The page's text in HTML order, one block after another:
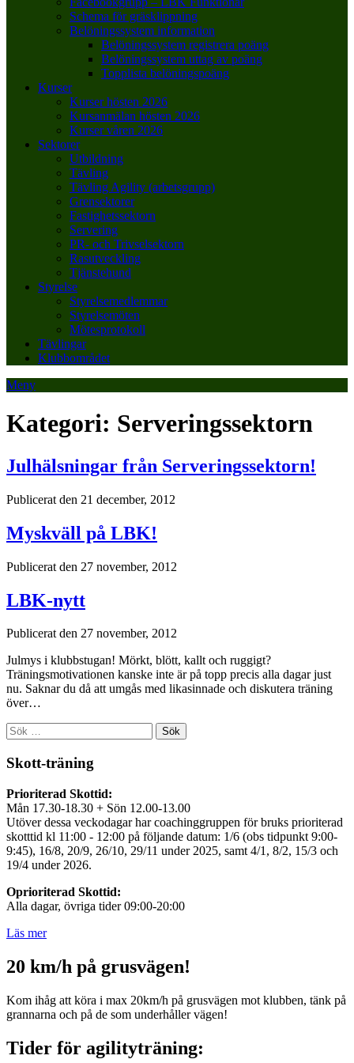
Schema för gräsklippning
Belöningssystem information
Belöningssystem registrera poäng
Belöningssystem uttag av poäng
Topplista belöningspoäng
Kurser
Kurser hösten 2026
Kursanmälan hösten 2026
Kurser våren 2026
Sektorer
Utbildning
Tävling
Tävling Agility (arbetsgrupp)
Grensektorer
Fastighetssektorn
Servering
PR- och Trivselsektorn
Rasutveckling
Tjänstehund
Styrelse
Styrelsemedlemmar
Styrelsemöten
Mötesprotokoll
Tävlingar
Klubbområdet
Meny
Kategori: Serveringssektorn
Julhälsningar från Serveringssektorn!
Publicerat den 21 december, 2012
Myskväll på LBK!
Publicerat den 27 november, 2012
LBK-nytt
Publicerat den 27 november, 2012
Julmys i klubbstugan! Mörkt, blött, kallt och ruggigt?
Träningsmotivationen kanske inte är på topp precis alla dagar just
nu. Saknar du då att umgås med likasinnade och diskutera träning
över…
Sök
efter:
Skott-träning
Prioriterad Skottid:
Mån 17.30-18.30 + Sön 12.00-13.00
Utöver dessa veckodagar har coachinggruppen för bruks prioriterad
skotttid kl 11:00 - 12:00 på följande datum: 1/6 (obs tidpunkt 9:00-
9:45), 16/8, 20/9, 26/10, 29/11 under 2025, samt 4/1, 8/2, 15/3 och
19/4 under 2026.
Oprioriterad Skottid:
Alla dagar, övriga tider 09:00-20:00
Läs mer
20 km/h på grusvägen!
Kom ihåg att köra i max 20km/h på grusvägen mot klubben, tänk på
grannarna och på de som underhåller vägen!
Tider för agilityträning: